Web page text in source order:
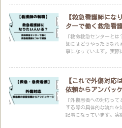
【救急看護師にな
ターで働く救急看
「救命救急センターと
師にはどうやったらなれ
事になっています。実際
【これで外傷対応
依頼からアンパッ
「外傷患者への対応っ
する際の具体的な流れを
記事になっています。実